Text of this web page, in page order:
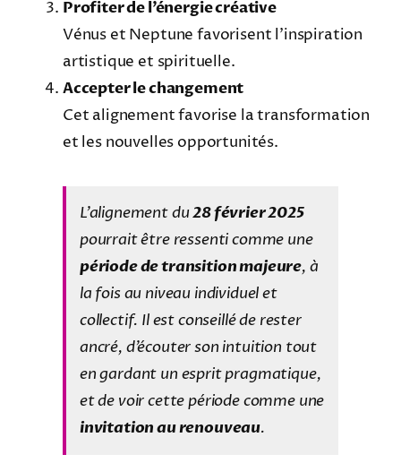
Profiter de l’énergie créative
Vénus et Neptune favorisent l’inspiration
artistique et spirituelle.
Accepter le changement
Cet alignement favorise la transformation
et les nouvelles opportunités.
L’alignement du28 février 2025
pourrait être ressenti comme une
période de transition majeure, à
la fois au niveau individuel et
collectif. Il est conseillé de rester
ancré, d’écouter son intuition tout
en gardant un esprit pragmatique,
et de voir cette période comme une
invitation au renouveau.